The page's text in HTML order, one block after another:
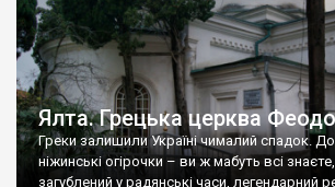
Ялта. Грецька церква
Греки залишили Україні чималий спадок.
ніжинські огірочки – ви ж мабуть всі
загублений у радянські часи, легендарний